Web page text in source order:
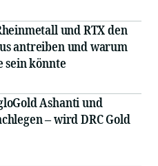
und RTX den
antreiben und warum
sein könnte
Ashanti und
– wird DRC Gold